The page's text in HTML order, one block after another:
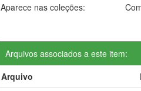
Aparece nas coleções:
Arquivos associados a este item:
Arquivo